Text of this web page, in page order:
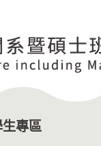
生專區